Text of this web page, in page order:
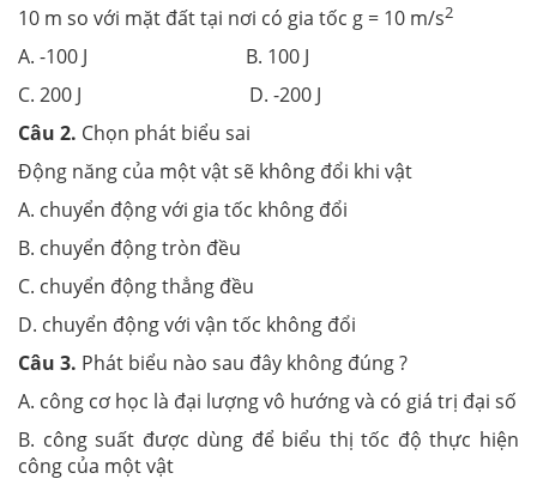
10 m so với mặt đất tại nơi có gia tốc g = 10 m/s2
A. -100 J B. 100 J
C. 200 J D. -200 J
Câu 2. Chọn phát biểu sai
Động năng của một vật sẽ không đổi khi vật
A. chuyển động với gia tốc không đổi
B. chuyển động tròn đều
C. chuyển động thẳng đều
D. chuyển động với vận tốc không đổi
Câu 3. Phát biểu nào sau đây không đúng ?
A. công cơ học là đại lượng vô hướng và có giá trị đại số
B. công suất được dùng để biểu thị tốc độ thực hiện
công của một vật